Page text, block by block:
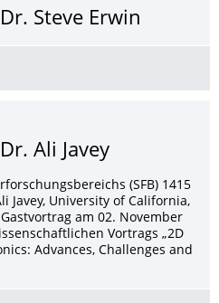
Steve Erwin
Ali Javey
(SFB) 1415
Javey, University of California,
am 02. November
Vortrags „2D
Advances, Challenges and